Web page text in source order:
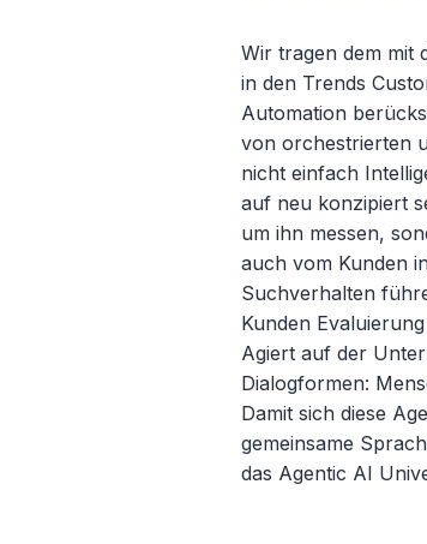
Wir tragen dem mit
in den Trends
Automation
von orchestrierten
nicht einfach
auf neu konzipiert
um ihn messen,
auch vom Kunden
Suchverhalten
Kunden
Agiert auf der
Dialogformen:
Damit sich diese
gemeinsame
das Agentic AI